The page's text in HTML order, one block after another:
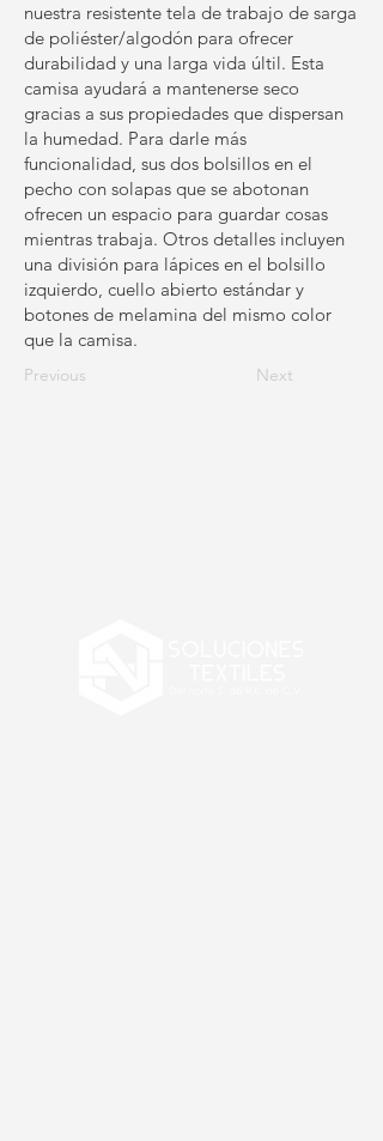
nuestra resistente tela de trabajo de sarga
de poliéster/algodón para ofrecer
durabilidad y una larga vida últil. Esta
camisa ayudará a mantenerse seco
gracias a sus propiedades que dispersan
la humedad. Para darle más
funcionalidad, sus dos bolsillos en el
pecho con solapas que se abotonan
ofrecen un espacio para guardar cosas
mientras trabaja. Otros detalles incluyen
una división para lápices en el bolsillo
izquierdo, cuello abierto estándar y
botones de melamina del mismo color
que la camisa.
Previous Next